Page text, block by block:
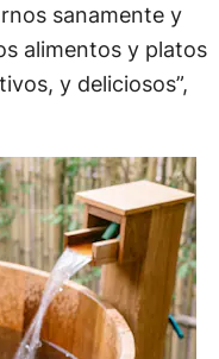
sanamente y
alimentos y platos
y deliciosos”,